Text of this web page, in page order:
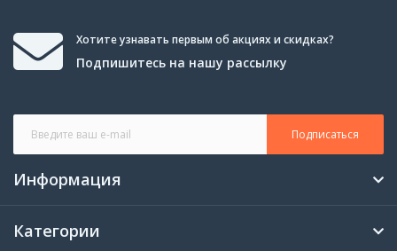
Особенности Чехол в комплекте
Хотите узнавать первым об акциях и скидках?
Подпишитесь на нашу рассылку
Подписаться
Информация
Категории